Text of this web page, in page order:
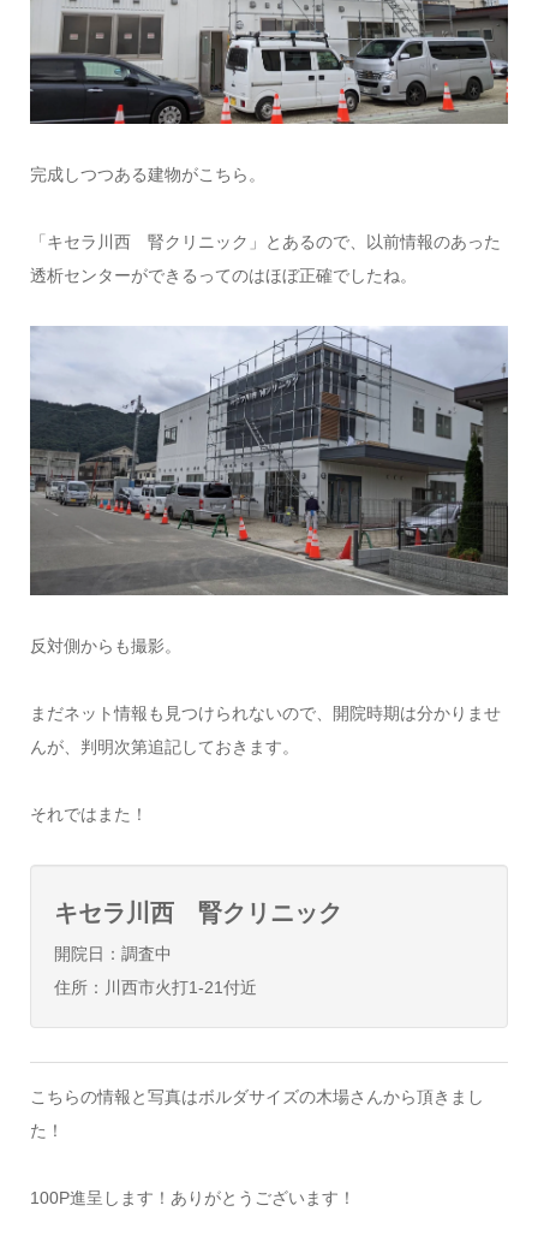
完成しつつある建物がこちら。
「キセラ川西 腎クリニック」とあるので、以前情報のあった
透析センターができるってのはほぼ正確でしたね。
反対側からも撮影。
まだネット情報も見つけられないので、開院時期は分かりませ
んが、判明次第追記しておきます。
それではまた！
キセラ川西 腎クリニック
開院日：調査中
住所：川西市火打1-21付近
こちらの情報と写真はボルダサイズの木場さんから頂きまし
た！
100P進呈します！ありがとうございます！